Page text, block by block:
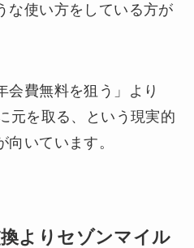
な使い方をしている方が
会費無料を狙う」より
元を取る、という現実的
いています。
よりセゾンマイル